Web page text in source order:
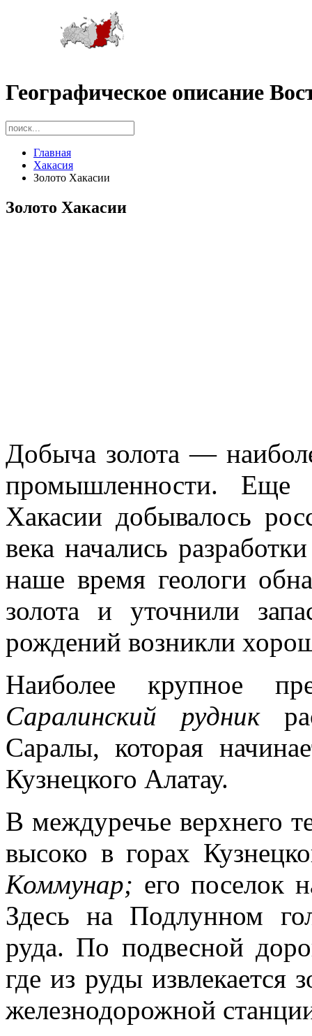
Географическое описание
Главная
Хакасия
Золото Хакасии
Золото Хакасии
Добыча золота —
промышленности.
Хакасии добыва­лось
века начались
наше время геологи
золота и уточнили
рождений возникли
Наиболее крупное
Саралинский рудник
Саралы, которая
Кузнец­кого Алатау.
В междуречье верхнего
высоко в горах
Комму­нар; его поселок
Здесь на Подлунном
руда. По подвесной
где из руды извлекается
железнодорожной